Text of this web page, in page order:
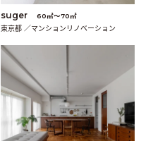
suger 60㎡〜70㎡
東京都 ／マンションリノベーション